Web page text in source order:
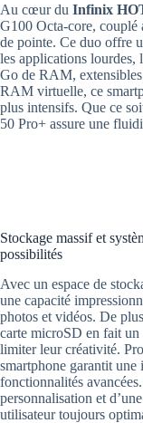
Au cœur du Infinix
G100 Octa-core,
de pointe. Ce duo offre
les applications lourdes,
Go de RAM,
RAM virtuelle, ce
plus intensifs. Que ce
50 Pro+ assure une
Stockage massif et
possibilités
Avec un espace de
une capacité
photos et vidéos. De
carte microSD en fait
limiter leur créativité.
smartphone garantit
fonctionnalités
personnalisation et
utilisateur toujours